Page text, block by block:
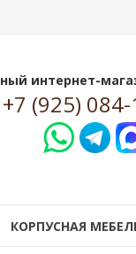
интернет-
+7 (925)
КОРПУСНАЯ